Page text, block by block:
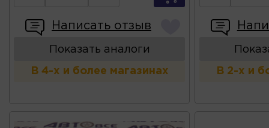
Написать отзыв
Показать аналоги
В 4-х и более магазинах В 2-х и